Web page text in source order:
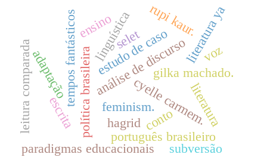
tempos fantásticos análise de discurso
política brasileira gilka machado.
cyelle carmem.
estudo de caso
paradigmas educacionais
escrita literatura
literatura ya
português brasileiro
linguística
conto
ensino
voz
rupi kaur.
feminism.
subversão
adaptação
leitura comparada hagrid
selet